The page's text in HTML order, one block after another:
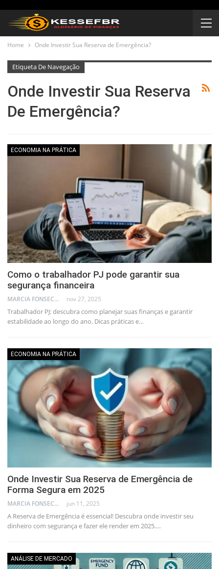
Home Onde Investir Sua Reserva de Emergência?
Etiqueta De Navegação
Onde Investir Sua Reserva
De Emergência?
ECONOMIA NA PRÁTICA
Como o trabalhador PJ pode garantir sua
segurança financeira
MARCIA FONSECA - FINANCIAL CONSULTANT nov 27, 2025
Trabalhador PJ: descubra como planejar suas finanças e garantir
estabilidade ao longo do ano. Dicas práticas e…
ECONOMIA NA PRÁTICA
Onde Investir Sua Reserva de Emergência de
Forma Segura em 2025
MARCIA FONSECA - FINANCIAL CONSULTANT jun 11, 2025
A Reserva de Emergência é essencial! Descubra onde investir seu
dinheiro com segurança e fazer ele render em 2025.…
ANÁLISE DE MERCADO